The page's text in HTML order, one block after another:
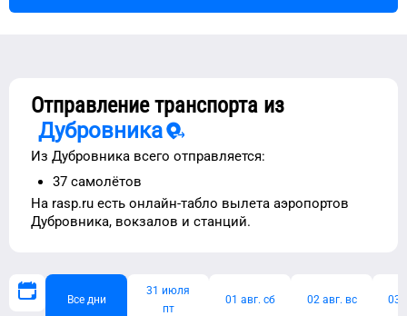
Отправление транспорта из
Дубровника
Из Дубровника всего отправляется:
37 самолётов
На rasp.ru есть онлайн-табло вылета аэропортов
Дубровника, вокзалов и станций.
Все дни
31 июля
пт
01 авг. сб 02 авг. вс 03